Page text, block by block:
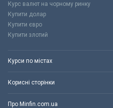
Курс валют на чорному ринку
Купити долар
Купити євро
Купити злотий
Курси по містах
Корисні сторінки
Про Minfin.com.ua